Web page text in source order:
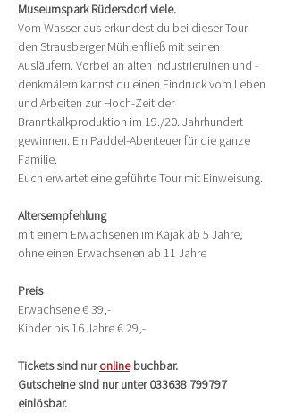
Museumspark Rüdersdorf viele.
Vom Wasser aus erkundest du bei dieser Tour
den Strausberger Mühlenfließ mit seinen
Ausläufern. Vorbei an alten Industrieruinen und -
denkmälern kannst du einen Eindruck vom Leben
und Arbeiten zur Hoch-Zeit der
Branntkalkproduktion im 19./20. Jahrhundert
gewinnen. Ein Paddel-Abenteuer für die ganze
Familie.
Euch erwartet eine geführte Tour mit Einweisung.
Altersempfehlung
mit einem Erwachsenen im Kajak ab 5 Jahre,
ohne einen Erwachsenen ab 11 Jahre
Preis
Erwachsene € 39,-
Kinder bis 16 Jahre € 29,-
Tickets sind nur online buchbar.
Gutscheine sind nur unter 033638 799797
einlösbar.